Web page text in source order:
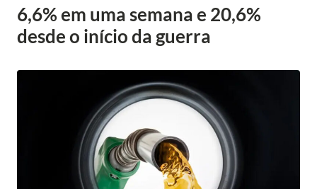
6,6% em uma semana e 20,6%
desde o início da guerra